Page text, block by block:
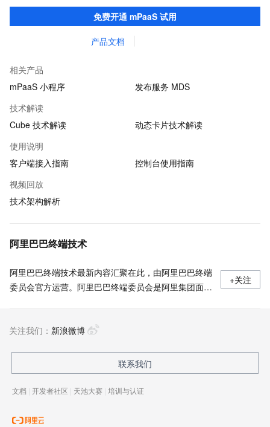
户提升研发效率的同时，追求轻量、流畅的 App 性能体验。
免费开通 mPaaS 试用
产品文档
相关产品
mPaaS 小程序
发布服务 MDS
技术解读
Cube 技术解读
动态卡片技术解读
使用说明
客户端接入指南
控制台使用指南
视频回放
技术架构解析
阿里巴巴终端技术
阿里巴巴终端技术最新内容汇聚在此，由阿里巴巴终端
委员会官方运营。阿里巴巴终端委员会是阿里集团面向
策略和目标并落地执行，推动终端技术发展，帮助工程
巴终端域的官方公众号：阿里巴巴终端技术，欢迎关
注。
+关注
关注我们： 新浪微博
联系我们
文档 | 开发者社区 | 天池大赛 | 培训与认证